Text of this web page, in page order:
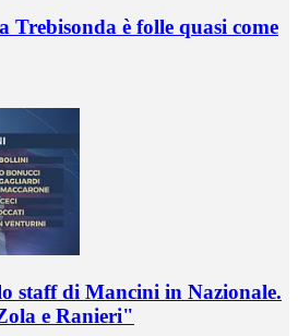
Trebisonda è folle quasi come
staff di Mancini in Nazionale.
e Ranieri"